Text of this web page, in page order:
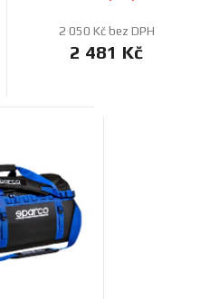
2 050 Kč bez DPH
2 481 Kč